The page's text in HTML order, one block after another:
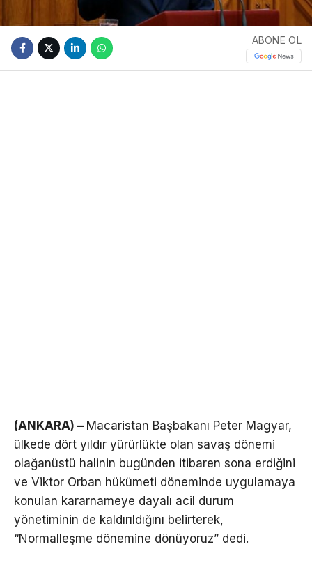
ABONE OL
(ANKARA) – Macaristan Başbakanı Peter Magyar,
ülkede dört yıldır yürürlükte olan savaş dönemi
olağanüstü halinin bugünden itibaren sona erdiğini
ve Viktor Orban hükümeti döneminde uygulamaya
konulan kararnameye dayalı acil durum
yönetiminin de kaldırıldığını belirterek,
“Normalleşme dönemine dönüyoruz” dedi.